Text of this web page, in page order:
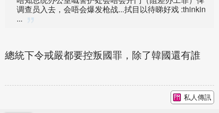
调查员入去，会唔会爆发枪战...拭目以待睇好戏 :thinkin
...
總統下令戒嚴都要控叛國罪，除了韓國還有誰
私人傳訊